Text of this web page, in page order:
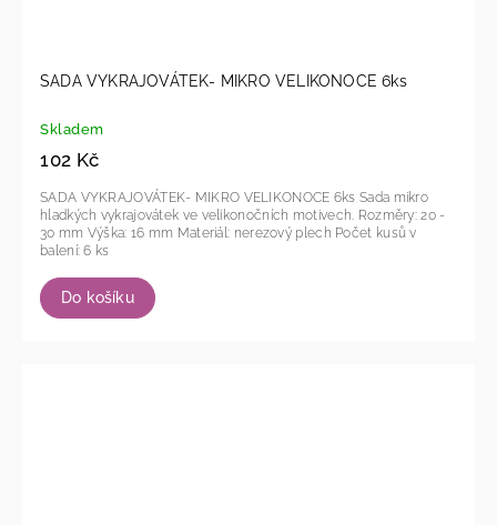
SADA VYKRAJOVÁTEK- MIKRO VELIKONOCE 6ks
Skladem
102 Kč
Do košíku
SADA VYKRAJOVÁTEK- MIKRO VELIKONOCE 6ks Sada mikro
hladkých vykrajovátek ve velikonočních motivech. Rozměry: 20 -
30 mm Výška: 16 mm Materiál: nerezový plech Počet kusů v
balení: 6 ks